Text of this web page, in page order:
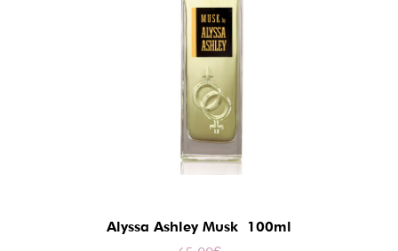
Alyssa Ashley Musk 100ml